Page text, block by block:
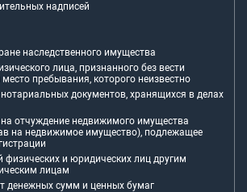
надписей
наследственного имущества
лица, признанного без вести
пребывания, которого неизвестно
документов, хранящихся в делах
отчуждение недвижимого имущества
на недвижимое имущество), подлежащее
физических и юридических лиц другим
лицам
денежных сумм и ценных бумаг